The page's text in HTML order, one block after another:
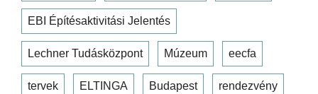
EBI Építésaktivitási Jelentés
Lechner Tudásközpont Múzeum eecfa
tervek ELTINGA Budapest rendezvény